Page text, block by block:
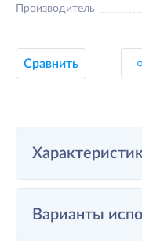
Производитель
Сравнить
Варианты